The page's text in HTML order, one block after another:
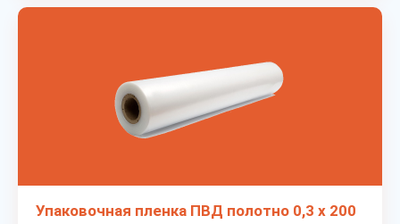
Упаковочная пленка ПВД полотно 0,3 х 200